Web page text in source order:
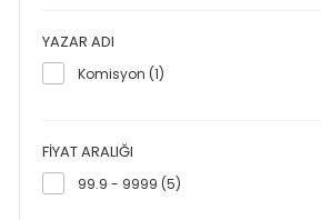
YAZAR ADI
Komisyon (1)
FIYAT ARALIĞI
99.9 - 9999 (5)